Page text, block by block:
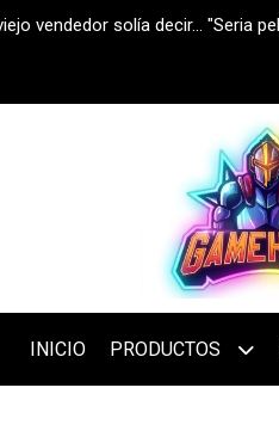
vendedor solía decir... "Seria
INICIO PRODUCTOS